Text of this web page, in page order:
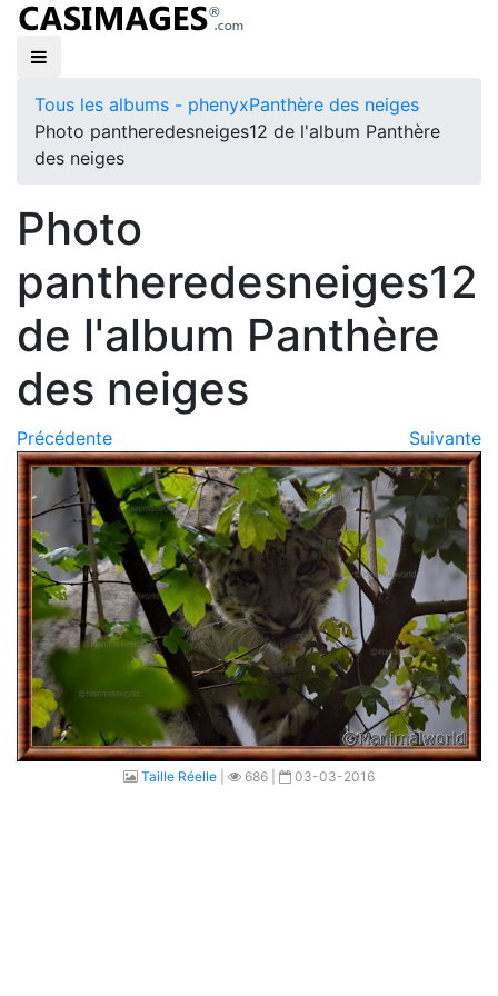
Tous les albums - phenyxPanthère des neiges
Photo pantheredesneiges12 de l'album Panthère
des neiges
Photo
pantheredesneiges12
de l'album Panthère
des neiges
Précédente Suivante
Taille Réelle 686 | 03-03-2016